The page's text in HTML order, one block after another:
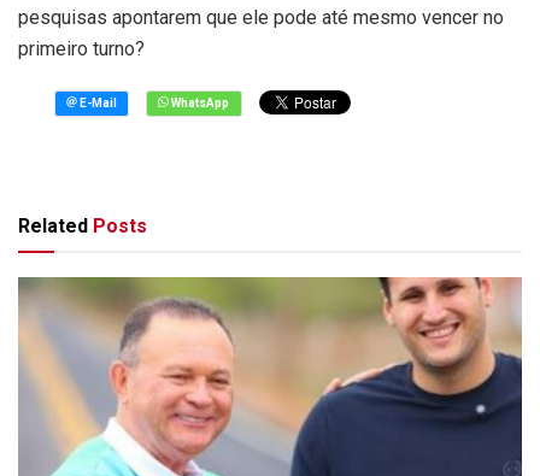
pesquisas apontarem que ele pode até mesmo vencer no
primeiro turno?
Related Posts